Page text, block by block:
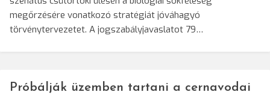
megőrzésére vonatkozó stratégiát jóváhagyó
törvénytervezetet. A jogszabályjavaslatot 79…
Próbálják üzemben tartani a cernavodai